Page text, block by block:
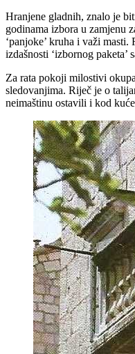
Hranjene gladnih, znalo je
godinama izbora u zamjenu
‘panjoke’ kruha i važi
izdašnosti ‘izbornog paketa’
Za rata pokoji milostivi
sledovanjima. Riječ je o
neimaštinu ostavili i kod